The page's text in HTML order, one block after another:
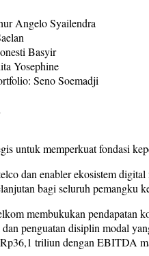
Angelo Syailendra
Basyir
Yosephine
Seno Soemadji
untuk memperkuat fondasi
dan enabler ekosistem
bagi seluruh pemangku
membukukan
penguatan disiplin modal
triliun dengan EBITDA